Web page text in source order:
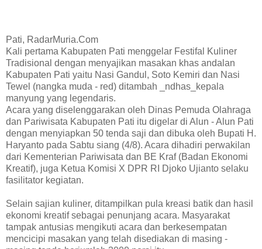
Pati, RadarMuria.Com
Kali pertama Kabupaten Pati menggelar Festifal Kuliner
Tradisional dengan menyajikan masakan khas andalan
Kabupaten Pati yaitu Nasi Gandul, Soto Kemiri dan Nasi
Tewel (nangka muda - red) ditambah _ndhas_kepala
manyung yang legendaris.
Acara yang diselenggarakan oleh Dinas Pemuda Olahraga
dan Pariwisata Kabupaten Pati itu digelar di Alun - Alun Pati
dengan menyiapkan 50 tenda saji dan dibuka oleh Bupati H.
Haryanto pada Sabtu siang (4/8). Acara dihadiri perwakilan
dari Kementerian Pariwisata dan BE Kraf (Badan Ekonomi
Kreatif), juga Ketua Komisi X DPR RI Djoko Ujianto selaku
fasilitator kegiatan.
Selain sajian kuliner, ditampilkan pula kreasi batik dan hasil
ekonomi kreatif sebagai penunjang acara. Masyarakat
tampak antusias mengikuti acara dan berkesempatan
mencicipi masakan yang telah disediakan di masing -